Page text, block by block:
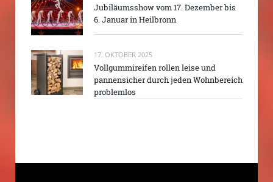
Jubiläumsshow vom 17. Dezember bis
6. Januar in Heilbronn
17. OKTOBER 2025
Vollgummireifen rollen leise und
pannensicher durch jeden Wohnbereich
problemlos